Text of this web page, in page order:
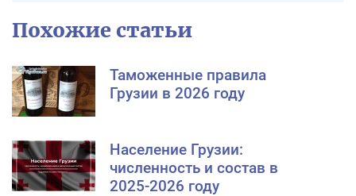
Похожие статьи
Таможенные правила
Грузии в 2026 году
Население Грузии:
численность и состав в
2025-2026 году